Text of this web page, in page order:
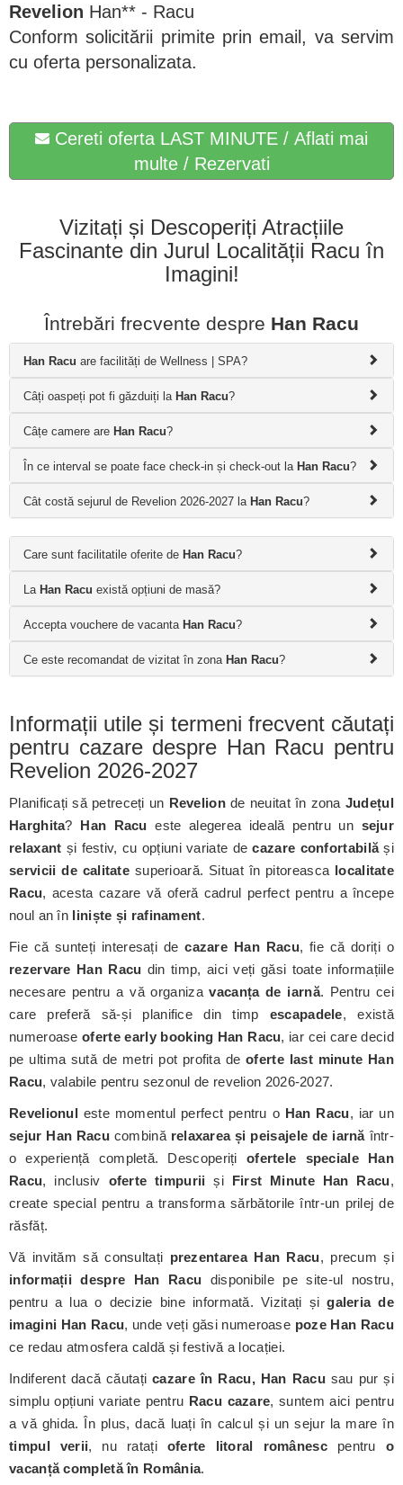
Revelion Han** - Racu
Conform solicitării primite prin email, va servim
cu oferta personalizata.
Cereti oferta LAST MINUTE / Aflati mai
multe / Rezervati
Vizitați și Descoperiți Atracțiile
Fascinante din Jurul Localității Racu în
Imagini!
Întrebări frecvente despre Han Racu
Han Racu are facilități de Wellness | SPA?
Câți oaspeți pot fi găzduiți la Han Racu?
Câțe camere are Han Racu?
În ce interval se poate face check-in și check-out la Han Racu?
Cât costă sejurul de Revelion 2026-2027 la Han Racu?
Care sunt facilitatile oferite de Han Racu?
La Han Racu există opțiuni de masă?
Accepta vouchere de vacanta Han Racu?
Ce este recomandat de vizitat în zona Han Racu?
Informații utile și termeni frecvent căutați
pentru cazare despre Han Racu pentru
Revelion 2026-2027
Planificați să petreceți un Revelionde neuitat în zona Județul
Harghita? Han Racu este alegerea ideală pentru un sejur
relaxant și festiv, cu opțiuni variate decazare confortabilăși
servicii de calitate superioară. Situat în pitoreasca localitate
Racu, acesta cazare vă oferă cadrul perfect pentru a începe
noul an în liniște și rafinament.
Fie că sunteți interesați decazare Han Racu, fie că doriți o
rezervare Han Racu din timp, aici veți găsi toate informațiile
necesare pentru a vă organizavacanța de iarnă. Pentru cei
care preferă să-și planifice din timp escapadele, există
numeroaseoferte early booking Han Racu, iar cei care decid
pe ultima sută de metri pot profita deoferte last minute Han
Racu, valabile pentru sezonul de revelion 2026-2027.
Revelionul este momentul perfect pentru o Han Racu, iar un
sejur Han Racu combină relaxarea și peisajele de iarnăîntr-
o experiență completă. Descoperiți ofertele speciale Han
Racu, inclusiv oferte timpurii și First Minute Han Racu,
create special pentru a transforma sărbătorile într-un prilej de
răsfăț.
Vă invităm să consultați prezentarea Han Racu, precum și
informații despre Han Racu disponibile pe site-ul nostru,
pentru a lua o decizie bine informată. Vizitați șigaleria de
imagini Han Racu, unde veți găsi numeroase poze Han Racu
ce redau atmosfera caldă și festivă a locației.
Indiferent dacă căutațicazare în Racu, Han Racusau pur și
simplu opțiuni variate pentru Racu cazare, suntem aici pentru
a vă ghida. În plus, dacă luați în calcul și un sejur la mare în
timpul verii, nu ratați oferte litoral românesc pentru o
vacanță completă în România.